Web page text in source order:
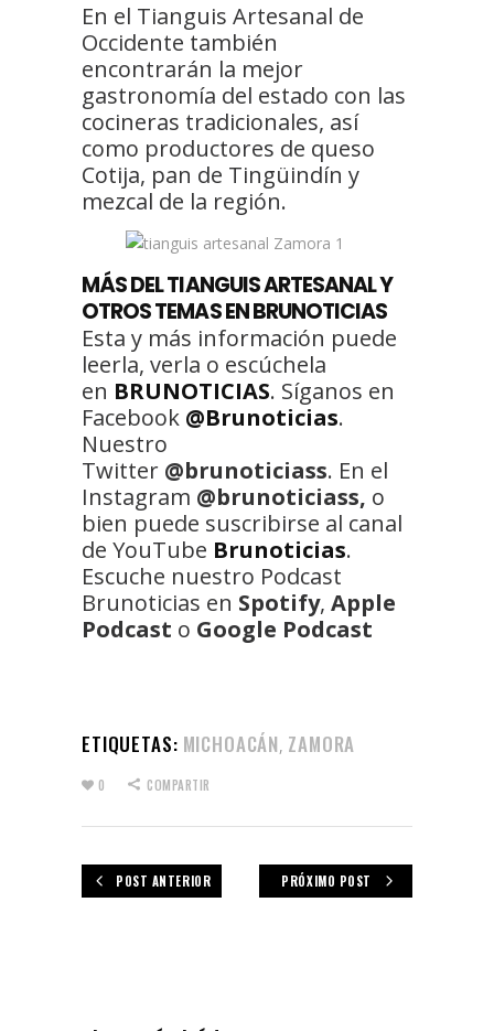
En el Tianguis Artesanal de
Occidente también
encontrarán la mejor
gastronomía del estado con las
cocineras tradicionales, así
como productores de queso
Cotija, pan de Tingüindín y
mezcal de la región.
MÁS DEL TIANGUIS ARTESANAL Y
OTROS TEMAS EN BRUNOTICIAS
Esta y más información puede
leerla, verla o escúchela
en BRUNOTICIAS. Síganos en
Facebook @Brunoticias.
Nuestro
Twitter @brunoticiass. En el
Instagram @brunoticiass, o
bien puede suscribirse al canal
de YouTube Brunoticias.
Escuche nuestro Podcast
Brunoticias en Spotify, Apple
Podcast o Google Podcast
ETIQUETAS: MICHOACÁN, ZAMORA
0 COMPARTIR
POST ANTERIOR PRÓXIMO POST